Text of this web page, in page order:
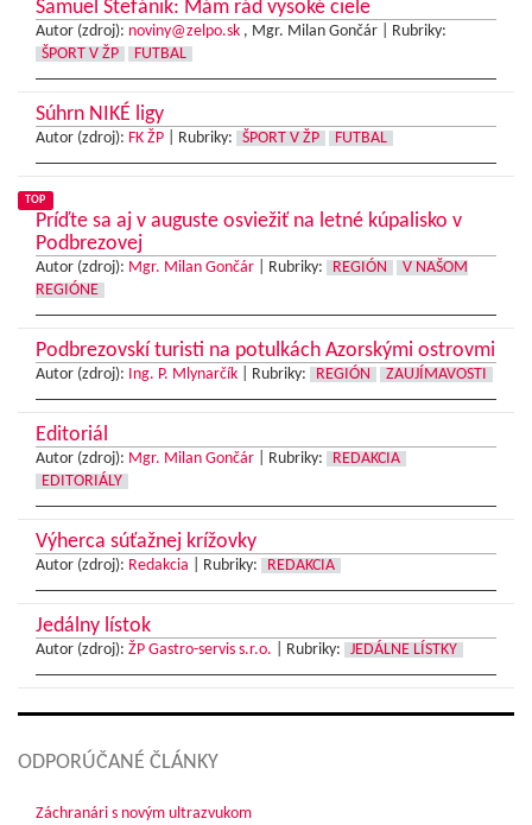
Samuel Štefánik: Mám rád vysoké ciele
Autor (zdroj): noviny@zelpo.sk , Mgr. Milan Gončár |
Rubriky:
ŠPORT V ŽP
FUTBAL
Súhrn NIKÉ ligy
Autor (zdroj): FK ŽP Rubriky: ŠPORT V ŽP FUTBAL
TOP
Príďte sa aj v auguste osviežiť na letné kúpalisko v
Podbrezovej
Autor (zdroj): Mgr. Milan Gončár Rubriky: REGIÓN
V NAŠOM
REGIÓNE
Podbrezovskí turisti na potulkách Azorskými ostrovmi
Autor (zdroj): Ing. P. Mlynarčík Rubriky: REGIÓN ZAUJÍMAVOSTI
Editoriál
Autor (zdroj): Mgr. Milan Gončár Rubriky:
REDAKCIA
EDITORIÁLY
Výherca súťažnej krížovky
Autor (zdroj): Redakcia Rubriky: REDAKCIA
Jedálny lístok
Autor (zdroj): ŽP Gastro-servis s.r.o. Rubriky: JEDÁLNE LÍSTKY
ODPORÚČANÉ ČLÁNKY
Záchranári s novým ultrazvukom